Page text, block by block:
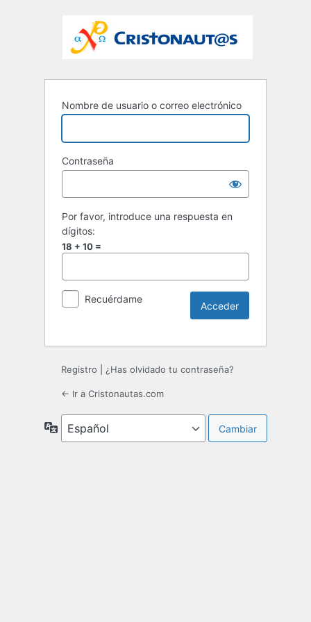
Nombre de usuario o correo electrónico
Contraseña
Por favor, introduce una respuesta en
dígitos:
18 + 10 =
Recuérdame
Registro ¿Has olvidado tu contraseña?
← Ir a Cristonautas.com
Idioma